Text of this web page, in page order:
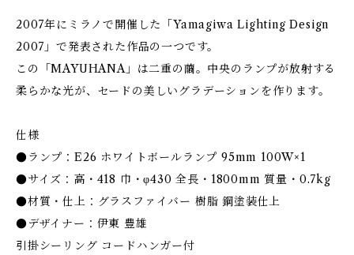
2007年にミラノで開催した「Yamagiwa Lighting Design
2007」で発表された作品の一つです。
この「MAYUHANA」は二重の繭。中央のランプが放射する
柔らかな光が、セードの美しいグラデーションを作ります。
仕様
●ランプ：E26 ホワイトボールランプ 95mm 100W×1
●サイズ：高・418 巾・φ430 全長・1800mm 質量・0.7kg
●材質・仕上：グラスファイバー 樹脂 鋼塗装仕上
●デザイナー：伊東 豊雄
引掛シーリング コードハンガー付